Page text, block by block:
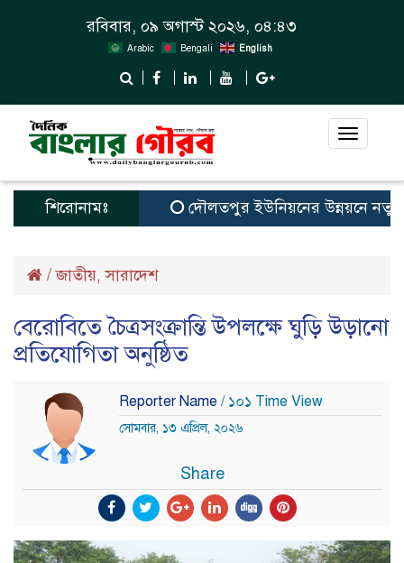
রবিবার, ০৯ অগাস্ট ২০২৬, ০৪:৪৩
Arabic Bengali English
Toggle
শিরোনামঃ দৌলতপুর ইউনিয়নের উন্নয়নে নতুন
/জাতীয়,সারাদেশ
বেরোবিতে চৈত্রসংক্রান্তি উপলক্ষে ঘুড়ি উড়ানো
প্রতিযোগিতা অনুষ্ঠিত
Reporter Name / ১০১ Time View
সোমবার, ১৩ এপ্রিল, ২০২৬
Share